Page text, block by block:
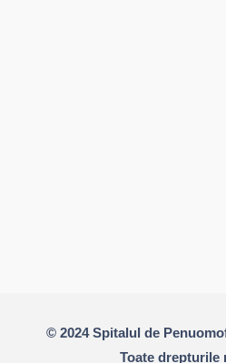
© 2024 Spitalul de
Toate drepturile